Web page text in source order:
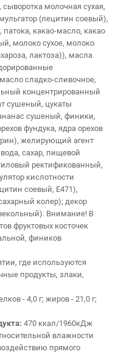
молочная сухая,
(лецитин соевый),
какао-масло, какао
молоко сухое, молоко
лактоза)), масла
сладко-сливочное,
концентрированный
сушеный, цукаты
сушеный, финики,
фундука, ядра орехов
желирующий агент
сахар, пищевой
ректификованный,
кислотности
соевый, Е471),
колер); декор
Внимание! В
фруктовых косточек
фиников
где используются
продукты, злаки,
- 4,0 г; жиров - 21,0 г;
470 ккал/1960кДж
влажности
прямого